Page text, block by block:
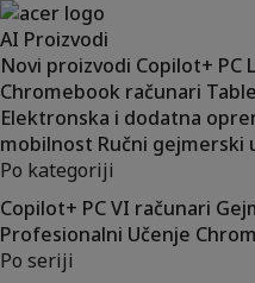
AI Proizvodi
Novi proizvodi Copilot+ PC
Chromebook računari
Elektronska i dodatna
mobilnost Ručni gejmerski
Po kategoriji
Copilot+ PCVI računari
Profesionalni Učenje
Po seriji